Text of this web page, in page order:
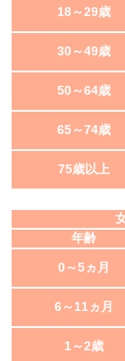
18～29歳
30～49歳
50～64歳
65～74歳
75歳以上
年齢
0～5ヵ月
6～11ヵ月
1～2歳